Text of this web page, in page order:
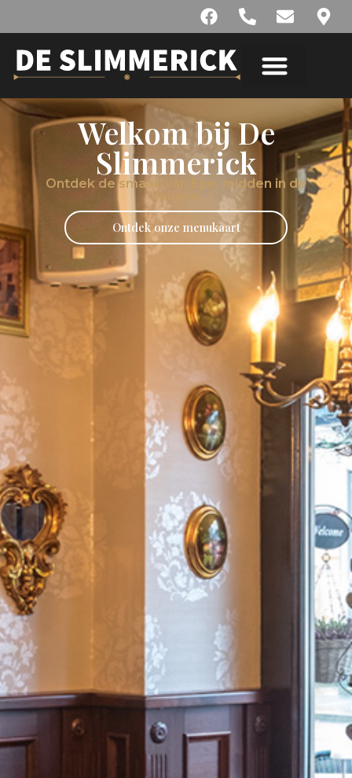
Welkom bij De
Slimmerick
Ontdek de smaak van Epe, midden in de
Veluwe.
Ontdek onze menukaart